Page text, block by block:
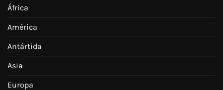
África
América
Antártida
Asia
Europa